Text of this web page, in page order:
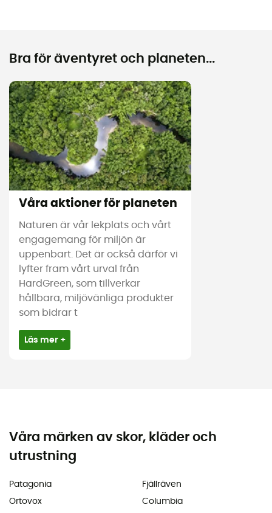
Bra för äventyret och planeten...
Våra aktioner för planeten
Naturen är vår lekplats och vårt
engagemang för miljön är
uppenbart. Det är också därför vi
lyfter fram vårt urval från
HardGreen, som tillverkar
hållbara, miljövänliga produkter
som bidrar t
Läs mer +
Våra märken av skor, kläder och
utrustning
Patagonia
Ortovox
Fjällräven
Columbia